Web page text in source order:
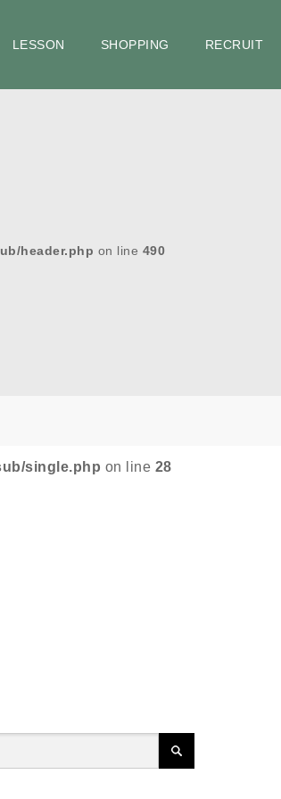
LESSON SHOPPING RECRUIT
header.php on line 490
single.php on line 28